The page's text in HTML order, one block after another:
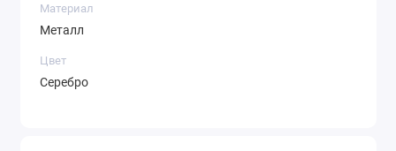
Материал
Металл
Цвет
Серебро